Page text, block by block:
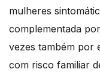
mulheres
complementada
vezes também por
com risco familiar